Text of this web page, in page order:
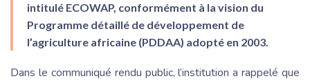
intitulé ECOWAP, conformément à la vision du
Programme détaillé de développement de
l’agriculture africaine (PDDAA) adopté en 2003.
Dans le communiqué rendu public, l’institution a rappelé que